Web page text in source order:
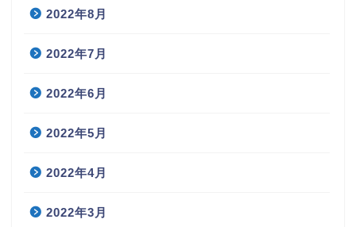
2022年8月
2022年7月
2022年6月
2022年5月
2022年4月
2022年3月